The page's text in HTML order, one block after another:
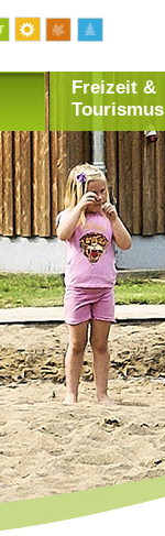
Freizeit &
Tourismus